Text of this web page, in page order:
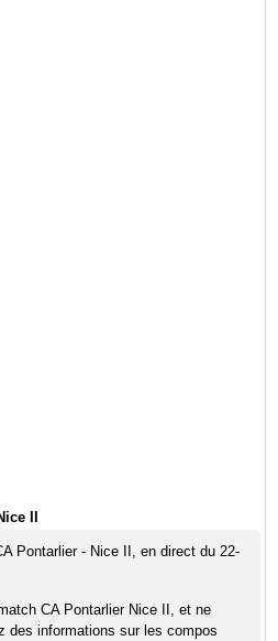
II
Pontarlier - Nice II, en direct du 22-
CA Pontarlier Nice II, et ne
des informations sur les compos